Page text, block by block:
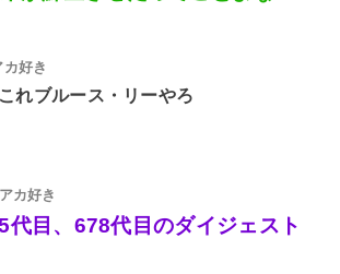
好き
れブルース・リーやろ
カ好き
代目、678代目のダイジェスト